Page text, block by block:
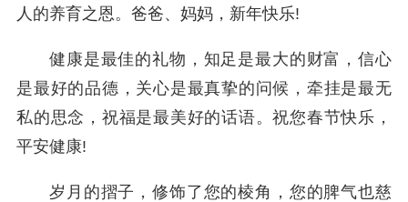
人的养育之恩。爸爸、妈妈，新年快乐!
健康是最佳的礼物，知足是最大的财富，信心
是最好的品德，关心是最真挚的问候，牵挂是最无
私的思念，祝福是最美好的话语。祝您春节快乐，
平安健康!
岁月的摺子，修饰了您的棱角，您的脾气也慈